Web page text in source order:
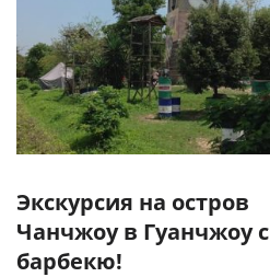
Экскурсия на остров
Чанчжоу в Гуанчжоу с
барбекю!